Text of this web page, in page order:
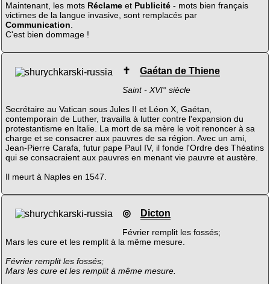
Maintenant, les mots Réclameet Publicité- mots bien français
victimes de la langue invasive, sont remplacés par
Communication.
C'est bien dommage !
✝ Gaétan de Thiene
Saint - XVI° siècle
Secrétaire au Vatican sous Jules II et Léon X, Gaétan,
contemporain de Luther, travailla à lutter contre l'expansion du
protestantisme en Italie. La mort de sa mère le voit renoncer à sa
charge et se consacrer aux pauvres de sa région. Avec un ami,
Jean-Pierre Carafa, futur pape Paul IV, il fonde l'Ordre des Théatins
qui se consacraient aux pauvres en menant vie pauvre et austère.
Il meurt à Naples en 1547.
◎ Dicton
Février remplit les fossés;
Mars les cure et les remplit à la même mesure.
Février remplit les fossés;
Mars les cure et les remplit à même mesure.